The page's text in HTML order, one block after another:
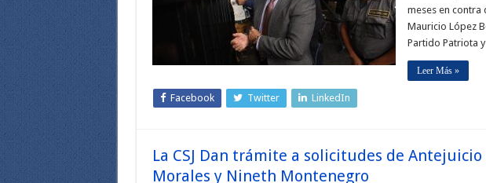
meses en contra
Mauricio López
Partido Patriota
Leer Más »
Facebook Twitter LinkedIn
La CSJ Dan trámite a solicitudes de
Morales y Nineth Montenegro